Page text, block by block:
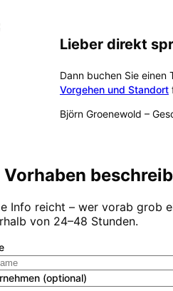
Lieber direkt
Dann buchen Sie einen
Vorgehen und Standort
Björn Groenewold –
Vorhaben
Info reicht – wer vorab grob
von 24–48 Stunden.
(optional)